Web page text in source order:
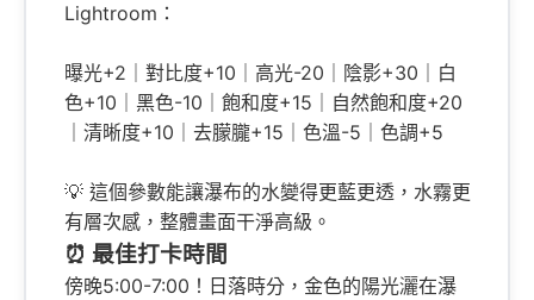
Lightroom：
曝光+2｜對比度+10｜高光-20｜陰影+30｜白
色+10｜黑色-10｜飽和度+15｜自然飽和度+20
｜清晰度+10｜去朦朧+15｜色溫-5｜色調+5
💡 這個參數能讓瀑布的水變得更藍更透，水霧更
有層次感，整體畫面干淨高級。
⏰ 最佳打卡時間
傍晚5:00-7:00！日落時分，金色的陽光灑在瀑